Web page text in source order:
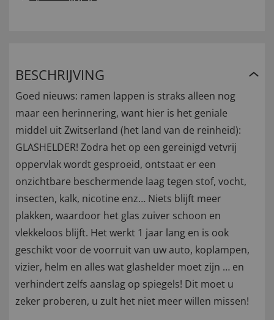
BESCHRIJVING
Goed nieuws: ramen lappen is straks alleen nog
maar een herinnering, want hier is het geniale
middel uit Zwitserland (het land van de reinheid):
GLASHELDER! Zodra het op een gereinigd vetvrij
oppervlak wordt gesproeid, ontstaat er een
onzichtbare beschermende laag tegen stof, vocht,
insecten, kalk, nicotine enz… Niets blijft meer
plakken, waardoor het glas zuiver schoon en
vlekkeloos blijft. Het werkt 1 jaar lang en is ook
geschikt voor de voorruit van uw auto, koplampen,
vizier, helm en alles wat glashelder moet zijn … en
verhindert zelfs aanslag op spiegels! Dit moet u
zeker proberen, u zult het niet meer willen missen!